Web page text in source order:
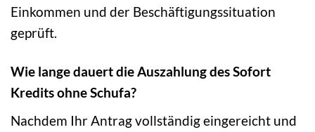
Einkommen und der Beschäftigungssituation
geprüft.
Wie lange dauert die Auszahlung des Sofort
Kredits ohne Schufa?
Nachdem Ihr Antrag vollständig eingereicht und